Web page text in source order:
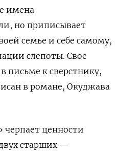
имена
но приписывает
семье и себе самому,
слепоты. Свое
письме к сверстнику,
в романе, Окуджава
черпает ценности
старших —